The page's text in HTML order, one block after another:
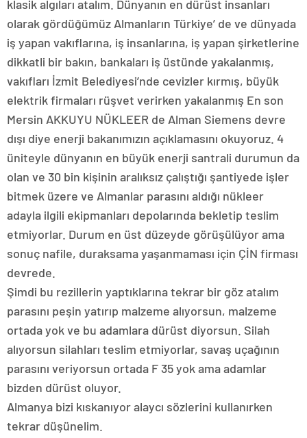
klasik algıları atalım. Dünyanın en dürüst insanları
olarak gördüğümüz Almanların Türkiye’ de ve dünyada
iş yapan vakıflarına, iş insanlarına, iş yapan şirketlerine
dikkatli bir bakın, bankaları iş üstünde yakalanmış,
vakıfları İzmit Belediyesi’nde cevizler kırmış, büyük
elektrik firmaları rüşvet verirken yakalanmış En son
Mersin AKKUYU NÜKLEER de Alman Siemens devre
dışı diye enerji bakanımızın açıklamasını okuyoruz. 4
üniteyle dünyanın en büyük enerji santrali durumun da
olan ve 30 bin kişinin aralıksız çalıştığı şantiyede işler
bitmek üzere ve Almanlar parasını aldığı nükleer
adayla ilgili ekipmanları depolarında bekletip teslim
etmiyorlar. Durum en üst düzeyde görüşülüyor ama
sonuç nafile, duraksama yaşanmaması için ÇİN firması
devrede.
Şimdi bu rezillerin yaptıklarına tekrar bir göz atalım
parasını peşin yatırıp malzeme alıyorsun, malzeme
ortada yok ve bu adamlara dürüst diyorsun. Silah
alıyorsun silahları teslim etmiyorlar, savaş uçağının
parasını veriyorsun ortada F 35 yok ama adamlar
bizden dürüst oluyor.
Almanya bizi kıskanıyor alaycı sözlerini kullanırken
tekrar düşünelim.